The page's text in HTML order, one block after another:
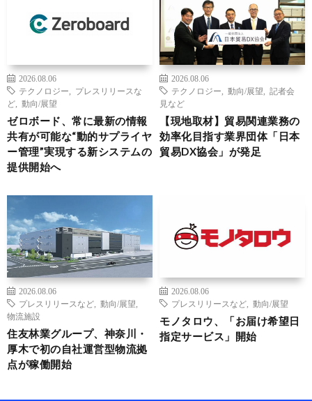
2026.08.06
テクノロジー
プレスリリースな
ど
動向/展望
ゼロボード、常に最新の情報
共有が可能な“動的サプライヤ
ー管理”実現する新システムの
提供開始へ
2026.08.06
テクノロジー
動向/展望
記者会
見など
【現地取材】貿易関連業務の
効率化目指す業界団体「日本
貿易DX協会」が発足
2026.08.06
プレスリリースなど
動向/展望
物流施設
住友林業グループ、神奈川・
厚木で初の自社運営型物流拠
点が稼働開始
2026.08.06
プレスリリースなど
動向/展望
モノタロウ、「お届け希望日
指定サービス」開始